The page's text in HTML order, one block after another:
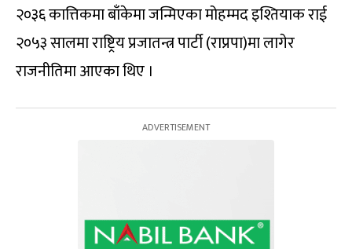
२०३६ कात्तिकमा बाँकेमा जन्मिएका मोहम्मद इश्तियाक राई
२०५३ सालमा राष्ट्रिय प्रजातन्त्र पार्टी (राप्रपा)मा लागेर
राजनीतिमा आएका थिए ।